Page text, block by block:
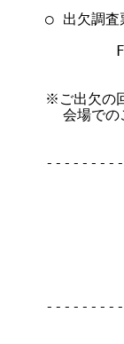
○ 出欠調査
※ご出欠の
会場での